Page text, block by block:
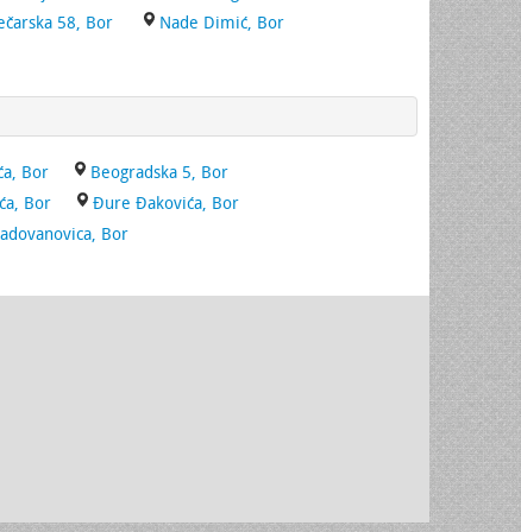
58, Bor Nade Dimić, Bor
Bor
Beogradska 5, Bor
Bor
Đure Đakovića, Bor
Bor